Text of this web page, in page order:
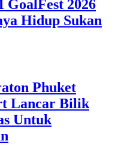
2026
Hidup Sukan
Phuket
Lancar Bilik
Untuk